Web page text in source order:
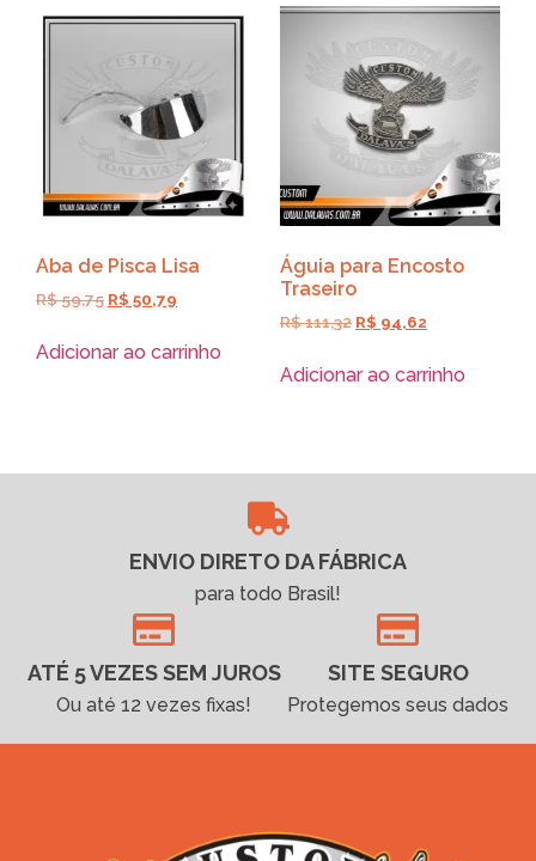
Aba de Pisca Lisa
R$59,75 R$ 50,79
Adicionar ao carrinho
Águia para Encosto
Traseiro
R$111,32 R$ 94,62
Adicionar ao carrinho
ENVIO DIRETO DA FÁBRICA
para todo Brasil!
ATÉ 5 VEZES SEM JUROS
Ou até 12 vezes fixas!
SITE SEGURO
Protegemos seus dados